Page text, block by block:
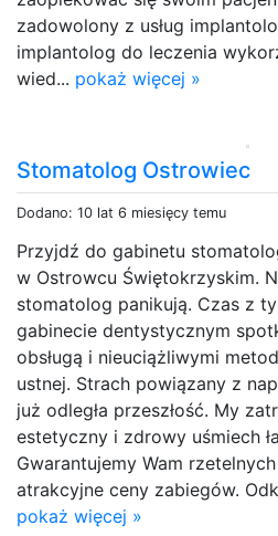
zadowolony z usług
implantolog do leczenia
wied... pokaż więcej »
Stomatolog Ostrowiec
Dodano: 10 lat 6 miesięcy temu
Przyjdź do gabinetu
w Ostrowcu Świętokrzyskim.
stomatolog panikują. Czas z
gabinecie dentystycznym
obsługą i nieuciążliwymi
ustnej. Strach powiązany z
już odległa przeszłość. My
estetyczny i zdrowy uśmiech
Gwarantujemy Wam
atrakcyjne ceny zabiegów.
pokaż więcej »